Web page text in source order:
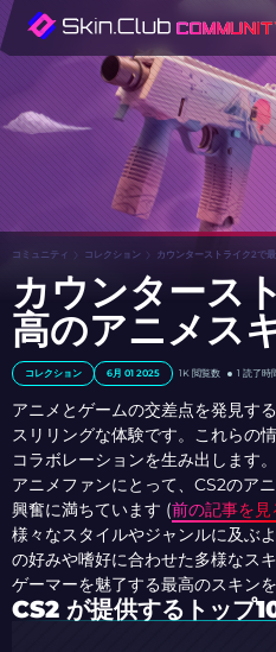
コミュニティ コレクション カウンターストライク2で
カウンタース
高のアニメス
コレクション 6月 01 2025 1K 閲覧数 1 読了時
アニメとゲームの交差点を発見す
スリリングな体験です。これらの
コラボレーションを生み出します
アニメファンにとって、CS2のア
興奮に満ちています (前の記事を見
様々なスタイルやジャンルに及ぶ
の好みや嗜好に合わせた多様なス
ゲーマーを魅了する最高のスキン
CS2 が提供するトップ